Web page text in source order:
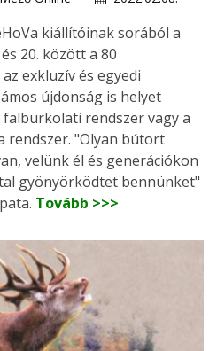
kiállítóinak sorából a
20. között a 80
exkluzív és egyedi
újdonság is helyet
falburkolati rendszer vagy a
rendszer. "Olyan bútort
velünk él és generációkon
gyönyörködtet bennünket"
Tovább >>>